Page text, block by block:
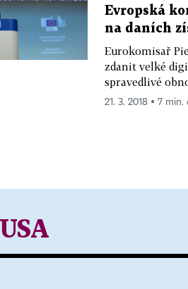
Evropská
na daních
Eurokomisař
zdanit velké
spravedlivé
21. 3. 2018 ▪ 7 min.
USA